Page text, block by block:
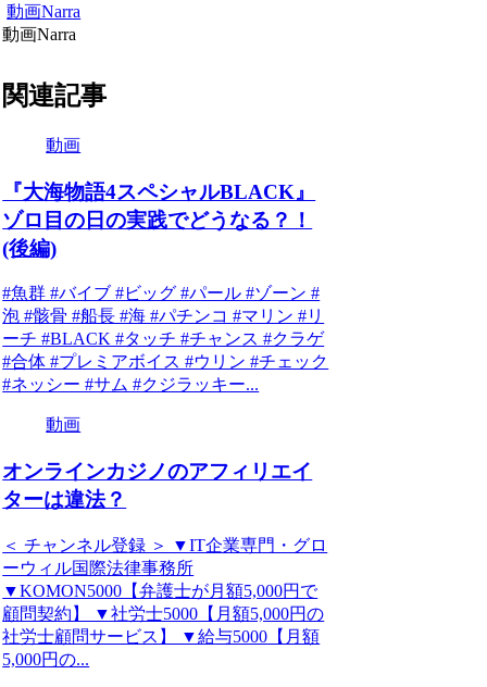
動画Narra
動画Narra
関連記事
動画
『大海物語4スペシャルBLACK』
ゾロ目の日の実践でどうなる？！
(後編)
#魚群 #バイブ #ビッグ #パール #ゾーン #
泡 #骸骨 #船長 #海 #パチンコ #マリン #リ
ーチ #BLACK #タッチ #チャンス #クラゲ
#合体 #プレミアボイス #ウリン #チェック
#ネッシー #サム #クジラッキー...
動画
オンラインカジノのアフィリエイ
ターは違法？
＜ チャンネル登録 ＞ ▼IT企業専門・グロ
ーウィル国際法律事務所
▼KOMON5000【弁護士が月額5,000円で
顧問契約】 ▼社労士5000【月額5,000円の
社労士顧問サービス】 ▼給与5000【月額
5,000円の...